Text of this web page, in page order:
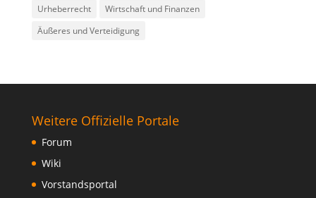
Urheberrecht
Wirtschaft und Finanzen
Äußeres und Verteidigung
Weitere Offizielle Portale
Forum
Wiki
Vorstandsportal